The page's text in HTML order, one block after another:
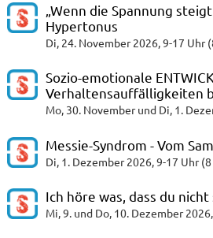
„Wenn die Spannung
Hypertonus
Di, 24. November 2026, 9-17 Uhr
Sozio-emotionale
Verhaltensauffälligkeiten
Mo, 30. November und Di, 1.
Messie-Syndrom - Vom
Di, 1. Dezember 2026, 9-17 Uhr
Ich höre was, dass du
Mi, 9. und Do, 10. Dezember